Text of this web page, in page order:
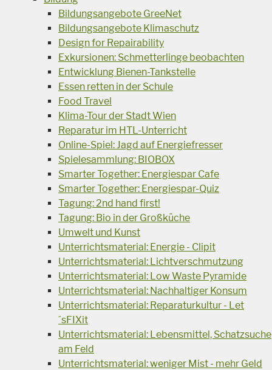
Bildungsangebote GreeNet
Bildungsangebote Klimaschutz
Design for Repairability
Exkursionen: Schmetterlinge beobachten
Entwicklung Bienen-Tankstelle
Essen retten in der Schule
Food Travel
Klima-Tour der Stadt Wien
Reparatur im HTL-Unterricht
Online-Spiel: Jagd auf Energiefresser
Spielesammlung: BIOBOX
Smarter Together: Energiespar Cafe
Smarter Together: Energiespar-Quiz
Tagung: 2nd hand first!
Tagung: Bio in der Großküche
Umwelt und Kunst
Unterrichtsmaterial: Energie - Clipit
Unterrichtsmaterial: Lichtverschmutzung
Unterrichtsmaterial: Low Waste Pyramide
Unterrichtsmaterial: Nachhaltiger Konsum
Unterrichtsmaterial: Reparaturkultur - Let
´sFIXit
Unterrichtsmaterial: Lebensmittel, Schatzsuche
am Feld
Unterrichtsmaterial: weniger Mist - mehr Geld